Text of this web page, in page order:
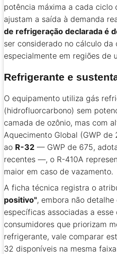
potência máxima a cada ciclo
ajustam a saída à demanda
de refrigeração declarada é
ser considerado no cálculo da
especialmente em regiões de
Refrigerante e
O equipamento utiliza gás
(hidrofluorcarbono) sem
camada de ozônio, mas com
Aquecimento Global (GWP
ao R-32 — GWP de 675,
recentes —, o R-410A
maior em caso de vazamento.
A ficha técnica registra o
positivo", embora não
específicas associadas a esse
consumidores que priorizam
refrigerante, vale comparar
32 disponíveis na mesma